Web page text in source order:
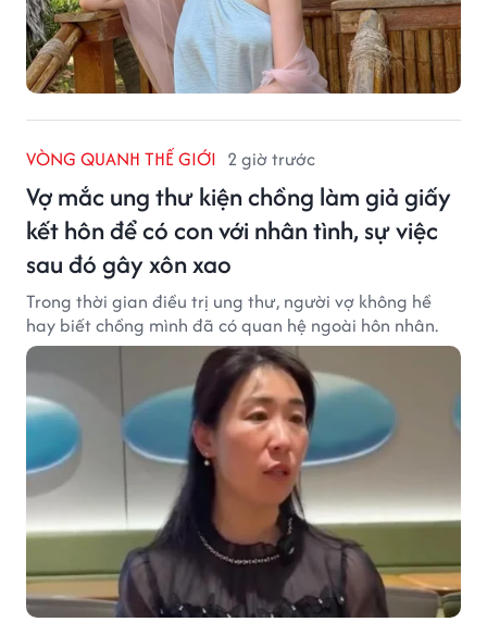
VÒNG QUANH THẾ GIỚI 2 giờ trước
Vợ mắc ung thư kiện chồng làm giả giấy
kết hôn để có con với nhân tình, sự việc
sau đó gây xôn xao
Trong thời gian điều trị ung thư, người vợ không hề
hay biết chồng mình đã có quan hệ ngoài hôn nhân.